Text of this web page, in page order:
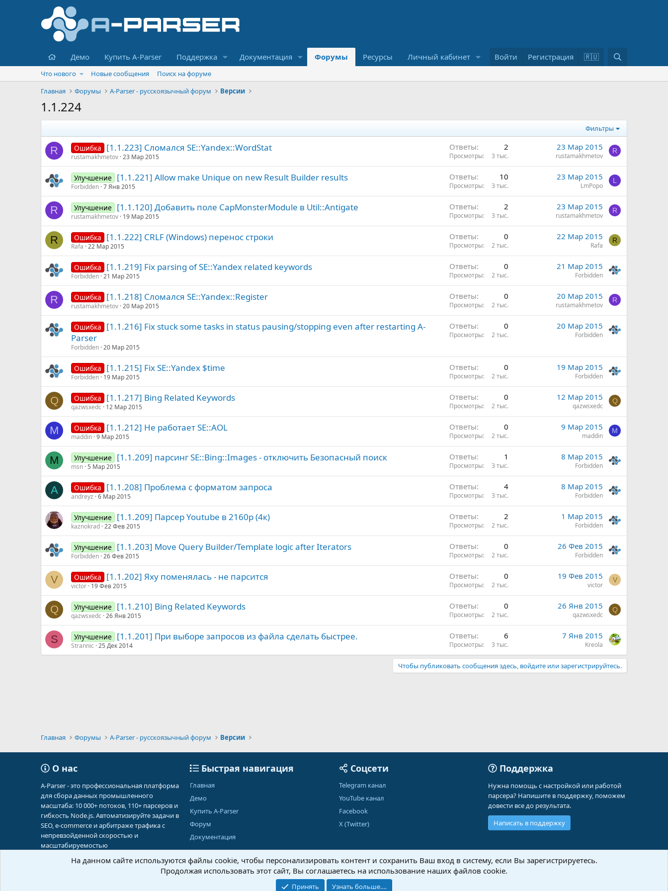
Главная
Демо Купить A-Parser Поддержка Документация Форумы Ресурсы Личный кабинет Войти Регистрация 🇷🇺
о
Что нового Новые сообщения
Поиск на форуме
Главная
Форумы A-Parser - русскоязычный форум Версии
1.1.224
Фильтры
R Ошибка [1.1.223] Сломался SE::Yandex::WordStat
rustamakhmetov 23 Мар 2015
Ответы 2
Просмотры 3 тыс.
23 Мар 2015
rustamakhmetov
R
Улучшение [1.1.221] Allow make Unique on new Result Builder results
Forbidden 7 Янв 2015
Ответы 10
Просмотры 3 тыс.
23 Мар 2015
LmPopo
L
R Улучшение [1.1.120] Добавить поле CapMonsterModule в Util::Antigate
rustamakhmetov 19 Мар 2015
Ответы 2
Просмотры 3 тыс.
23 Мар 2015
rustamakhmetov
R
R Ошибка [1.1.222] CRLF (Windows) перенос строки
Rafa 22 Мар 2015
Ответы 0
Просмотры 2 тыс.
22 Мар 2015
Rafa
R
Ошибка [1.1.219] Fix parsing of SE::Yandex related keywords
Forbidden 21 Мар 2015
Ответы 0
Просмотры 2 тыс.
21 Мар 2015
Forbidden
R Ошибка [1.1.218] Сломался SE::Yandex::Register
rustamakhmetov 20 Мар 2015
Ответы 0
Просмотры 2 тыс.
20 Мар 2015
rustamakhmetov
R
Ошибка
[1.1.216] Fix stuck some tasks in status pausing/stopping even after restarting A-
Parser
Forbidden 20 Мар 2015
Ответы 0
Просмотры 2 тыс.
20 Мар 2015
Forbidden
Ошибка [1.1.215] Fix SE::Yandex $time
Forbidden 19 Мар 2015
Ответы 0
Просмотры 2 тыс.
19 Мар 2015
Forbidden
Q Ошибка [1.1.217] Bing Related Keywords
qazwsxedc 12 Мар 2015
Ответы 0
Просмотры 2 тыс.
12 Мар 2015
qazwsxedc
Q
M Ошибка [1.1.212] Не работает SE::AOL
maddin 9 Мар 2015
Ответы 0
Просмотры 2 тыс.
9 Мар 2015
maddin
M
M Улучшение [1.1.209] парсинг SE::Bing::Images - отключить Безопасный поиск
msn 5 Мар 2015
Ответы 1
Просмотры 3 тыс.
8 Мар 2015
Forbidden
A Ошибка [1.1.208] Проблема с форматом запроса
andreyz 6 Мар 2015
Ответы 4
Просмотры 3 тыс.
8 Мар 2015
Forbidden
Улучшение [1.1.209] Парсер Youtube в 2160p (4к)
kaznokrad 22 Фев 2015
Ответы 2
Просмотры 2 тыс.
1 Мар 2015
Forbidden
Улучшение [1.1.203] Move Query Builder/Template logic after Iterators
Forbidden 26 Фев 2015
Ответы 0
Просмотры 2 тыс.
26 Фев 2015
Forbidden
V Ошибка [1.1.202] Яху поменялась - не парсится
victor 19 Фев 2015
Ответы 0
Просмотры 2 тыс.
19 Фев 2015
victor
V
Q Улучшение [1.1.210] Bing Related Keywords
qazwsxedc 26 Янв 2015
Ответы 0
Просмотры 2 тыс.
26 Янв 2015
qazwsxedc
Q
S Улучшение [1.1.201] При выборе запросов из файла сделать быстрее.
Strannic 25 Дек 2014
Ответы 6
Просмотры 3 тыс.
7 Янв 2015
Kreola
Чтобы публиковать сообщения здесь, войдите или зарегистрируйтесь.
Главная Форумы A-Parser - русскоязычный форум Версии
О нас
A-Parser - это профессиональная платформа
для сбора данных промышленного
масштаба: 10 000+ потоков, 110+ парсеров и
гибкость Node.js. Автоматизируйте задачи в
SEO, e-commerce и арбитраже трафика с
непревзойденной скоростью и
масштабируемостью
Быстрая навигация
Главная
Демо
Купить A-Parser
Форум
Документация
Соцсети
Telegram канал
YouTube канал
Facebook
X (Twitter)
Поддержка
Нужна помощь с настройкой или работой
парсера? Напишите в поддержку, поможем
довести все до результата.
Написать в поддержку
Обратная связь Условия и правила Политика конфиденциальности
®
На данном сайте используются файлы cookie, чтобы персонализировать контент и сохранить Ваш вход в систему, если Вы зарегистрируетесь.
Продолжая использовать этот сайт, Вы соглашаетесь на использование наших файлов cookie.
Принять Узнать больше.…